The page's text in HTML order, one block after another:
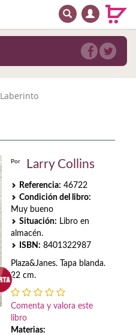
BUSCAR
Laberinto
Por Larry Collins
Referencia: 46722
Condición del libro:
Muy bueno
Situación: Libro en
almacén.
ISBN: 8401322987
Plaza&Janes. Tapa blanda.
22 cm.
Comenta y valora este
libro
Materias: